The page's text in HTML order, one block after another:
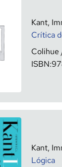
Kant,
Crítica
Colihue
ISBN:
Kant,
Lógica